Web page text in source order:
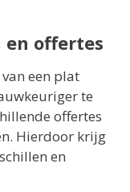
offertes
een plat
te
offertes
Hierdoor krijg
en